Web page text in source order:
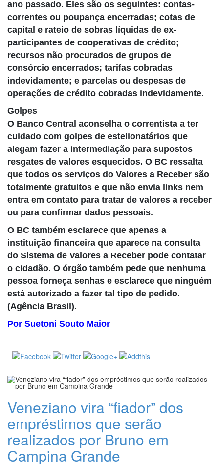
ano passado. Eles são os seguintes: contas-
correntes ou poupança encerradas; cotas de
capital e rateio de sobras líquidas de ex-
participantes de cooperativas de crédito;
recursos não procurados de grupos de
consórcio encerrados; tarifas cobradas
indevidamente; e parcelas ou despesas de
operações de crédito cobradas indevidamente.
Golpes
O Banco Central aconselha o correntista a ter
cuidado com golpes de estelionatários que
alegam fazer a intermediação para supostos
resgates de valores esquecidos. O BC ressalta
que todos os serviços do Valores a Receber são
totalmente gratuitos e que não envia links nem
entra em contato para tratar de valores a receber
ou para confirmar dados pessoais.
O BC também esclarece que apenas a
instituição financeira que aparece na consulta
do Sistema de Valores a Receber pode contatar
o cidadão. O órgão também pede que nenhuma
pessoa forneça senhas e esclarece que ninguém
está autorizado a fazer tal tipo de pedido.
(Agência Brasil).
Por Suetoni Souto Maior
Veneziano vira “fiador” dos
empréstimos que serão
realizados por Bruno em
Campina Grande